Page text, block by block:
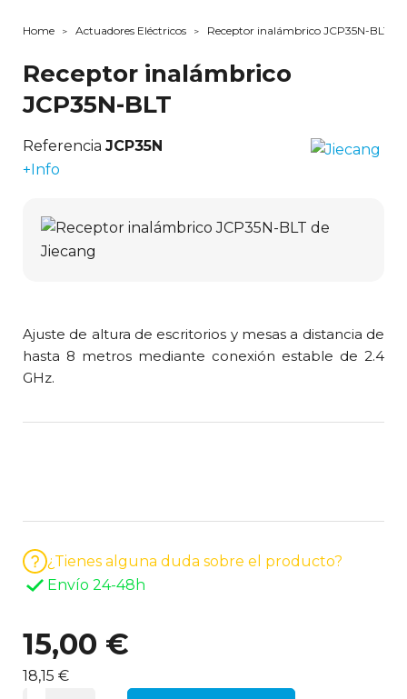
Home Actuadores Eléctricos Receptor inalámbrico JCP35N-BLT
Receptor inalámbrico
JCP35N-BLT
Referencia JCP35N
+Info
Ajuste de altura de escritorios y mesas a distancia de
hasta 8 metros mediante conexión estable de 2.4
GHz.
¿Tienes alguna duda sobre el producto?
Envío 24-48h
15,00 €
18,15 €